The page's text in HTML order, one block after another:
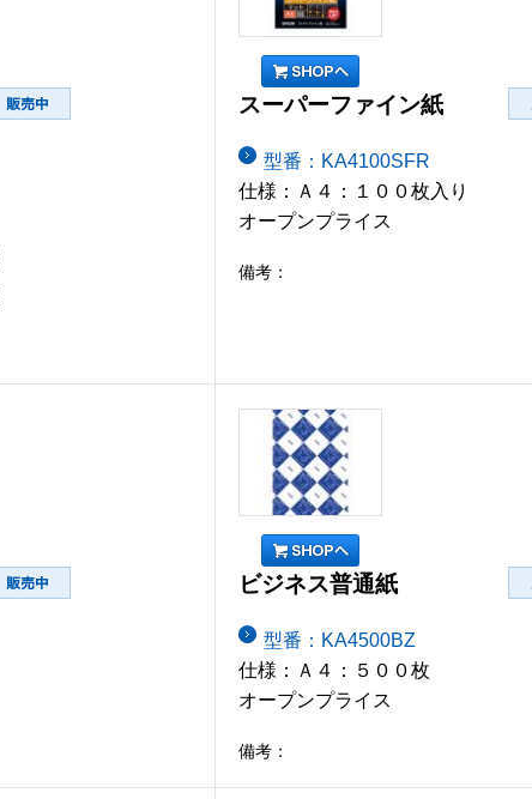
スーパーファイン紙
型番：KA4100SFR
仕様：Ａ４：１００枚入り
オープンプライス
備考：
ビジネス普通紙
型番：KA4500BZ
仕様：Ａ４：５００枚
オープンプライス
備考：